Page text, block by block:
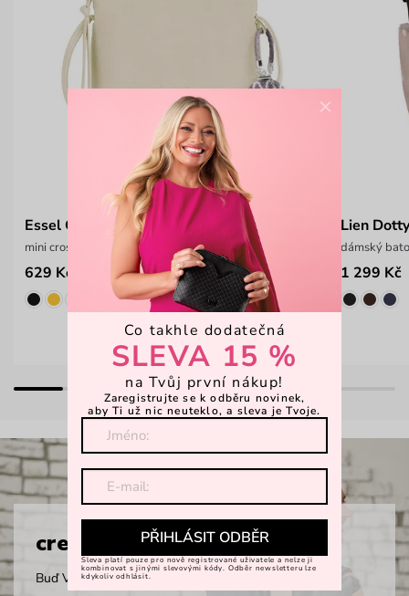
Essel Cream
mini crossbody kabelka
629 Kč
Lien
dámský
1 299 Kč
creARTivity
Buď Vuch, buď vidět.
×
Co takhle dodatečná
SLEVA 15 %
na Tvůj první nákup!
Zaregistrujte se k odběru novinek,
aby Ti už nic neuteklo, a sleva je Tvoje.
PŘIHLÁSIT ODBĚR
Sleva platí pouze pro nově registrované uživatele a nelze ji
kombinovat s jinými slevovými kódy. Odběr newsletteru lze
kdykoliv odhlásit.